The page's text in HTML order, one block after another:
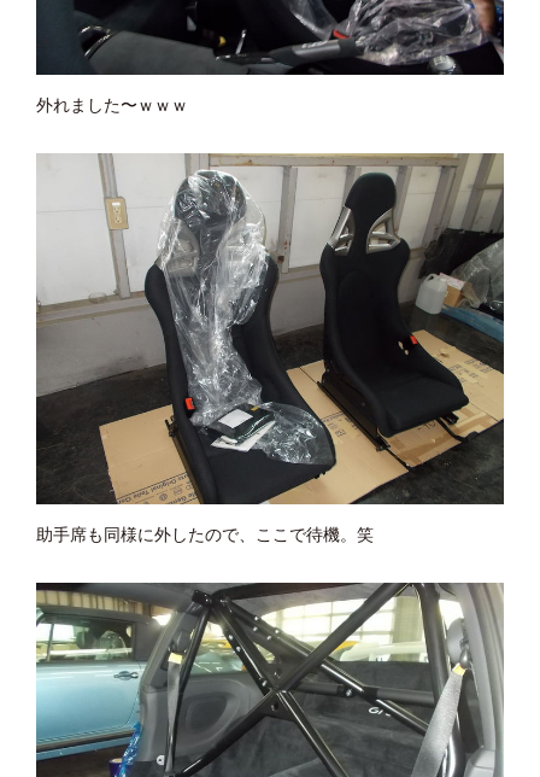
外れました〜ｗｗｗ
助手席も同様に外したので、ここで待機。笑